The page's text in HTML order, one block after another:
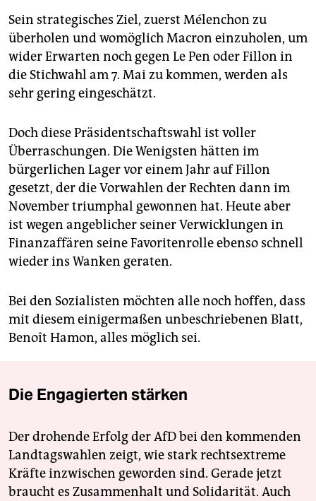
Sein strategisches Ziel, zuerst Mélenchon zu
überholen und womöglich Macron einzuholen, um
wider Erwarten noch gegen Le Pen oder Fillon in
die Stichwahl am 7. Mai zu kommen, werden als
sehr gering eingeschätzt.
Doch diese Präsidentschaftswahl ist voller
Überraschungen. Die Wenigsten hätten im
bürgerlichen Lager vor einem Jahr auf Fillon
gesetzt, der die Vorwahlen der Rechten dann im
November triumphal gewonnen hat. Heute aber
ist wegen angeblicher seiner Verwicklungen in
Finanzaffären seine Favoritenrolle ebenso schnell
wieder ins Wanken geraten.
Bei den Sozialisten möchten alle noch hoffen, dass
mit diesem einigermaßen unbeschriebenen Blatt,
Benoît Hamon, alles möglich sei.
Die Engagierten stärken
Der drohende Erfolg der AfD bei den kommenden
Landtagswahlen zeigt, wie stark rechtsextreme
Kräfte inzwischen geworden sind. Gerade jetzt
braucht es Zusammenhalt und Solidarität. Auch